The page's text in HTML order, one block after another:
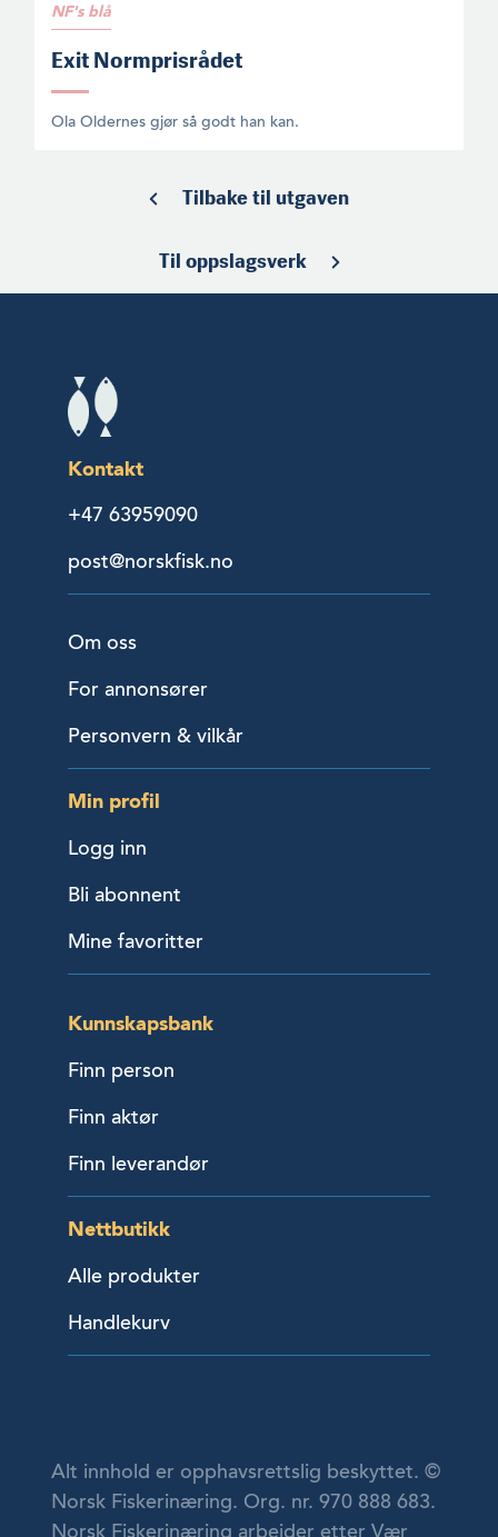
NF's blå
Exit Normprisrådet
Ola Oldernes gjør så godt han kan.
Tilbake til utgaven
Til oppslagsverk
Kontakt
+47 63959090
post@norskfisk.no
Om oss
For annonsører
Personvern & vilkår
Min profil
Logg inn
Bli abonnent
Mine favoritter
Kunnskapsbank
Finn person
Finn aktør
Finn leverandør
Nettbutikk
Alle produkter
Handlekurv
Alt innhold er opphavsrettslig beskyttet. ©
Norsk Fiskerinæring. Org. nr. 970 888 683.
Norsk Fiskerinæring arbeider etter Vær